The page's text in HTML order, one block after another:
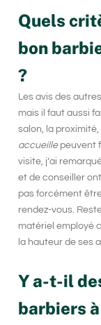
Quels
bon
?
Les avis des
mais il faut aussi
salon, la
accueillepeuvent
visite, j’ai
et de conseiller
pas forcément
rendez-vous.
matériel employé
la hauteur de ses
Y a-t-il
barbiers